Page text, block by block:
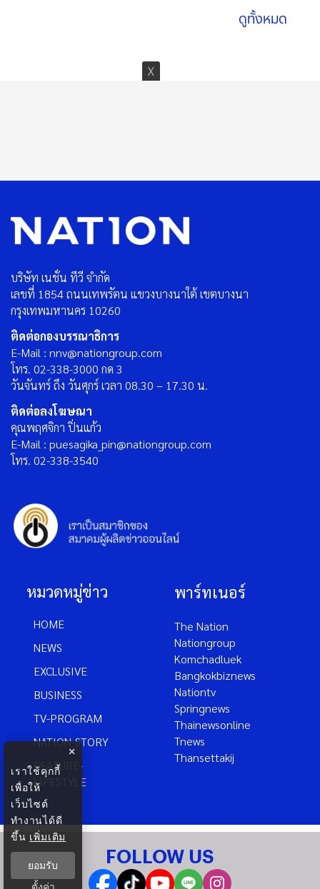
ดูทั้งหมด
บริษัท เนชั่น ทีวี จำกัด
เลขที่ 1854 ถนนเทพรัตน แขวงบางนาใต้ เขตบางนา
กรุงเทพมหานคร 10260
ติดต่อกองบรรณาธิการ
E-Mail : nnv@nationgroup.com
โทร. 02-338-3000 กด 3
วันจันทร์ ถึง วันศุกร์ เวลา 08.30 – 17.30 น.
ติดต่อลงโฆษณา
คุณพฤศจิกา ปิ่นแก้ว
E-Mail : puesagika_pin@nationgroup.com
โทร. 02-338-3540
หมวดหมู่ข่าว
HOME
NEWS
EXCLUSIVE
BUSINESS
TV-PROGRAM
NATION-STORY
FEATURE-
LIFESTYLE
พาร์ทเนอร์
The Nation
Nationgroup
Komchadluek
Bangkokbiznews
Nationtv
Springnews
Thainewsonline
Tnews
Thansettakij
FOLLOW US
×
เราใช้คุกกี้
เพื่อให้
เว็บไซต์
ทำงานได้ดี
ขึ้น เพิ่มเติม
ยอมรับ